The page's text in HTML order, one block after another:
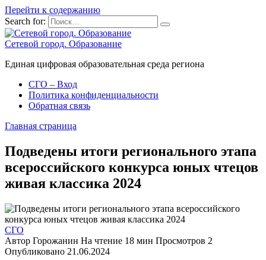
Перейти к содержанию
Search for:
Сетевой город. Образование
Единая цифровая образовательная среда региона
СГО – Вход
Политика конфиденциальности
Обратная связь
Главная страница
Подведены итоги регионального этапа
всероссийского конкурса юных чтецов
живая классика 2024
СГО
Автор Горожанин На чтение 18 мин Просмотров 2
Опубликовано 21.06.2024